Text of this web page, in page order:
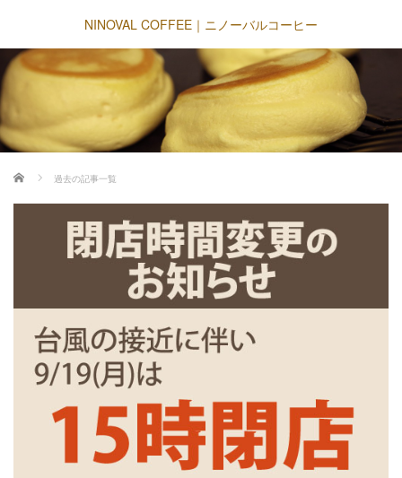
NINOVAL COFFEE｜ニノーバルコーヒー
ホーム 過去の記事一覧